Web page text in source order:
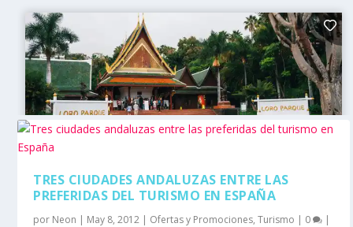
TRES CIUDADES ANDALUZAS ENTRE LAS
PREFERIDAS DEL TURISMO EN ESPAÑA
por Neon | May 8, 2012 | Ofertas y Promociones,Turismo | 0 |